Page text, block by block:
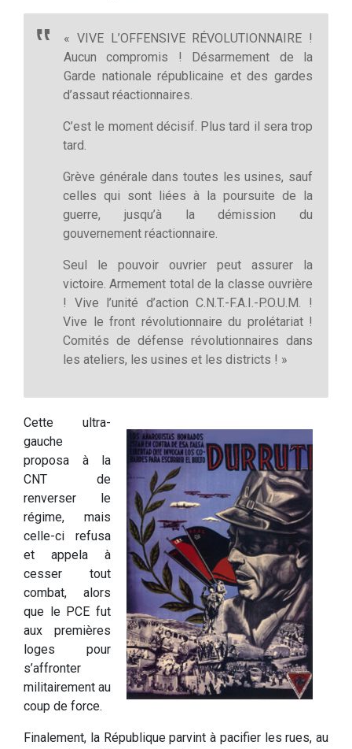
« VIVE L’OFFENSIVE RÉVOLUTIONNAIRE !
Aucun compromis ! Désarmement de la
Garde nationale républicaine et des gardes
d’assaut réactionnaires.
C’est le moment décisif. Plus tard il sera trop
tard.
Grève générale dans toutes les usines, sauf
celles qui sont liées à la poursuite de la
guerre, jusqu’à la démission du
gouvernement réactionnaire.
Seul le pouvoir ouvrier peut assurer la
victoire. Armement total de la classe ouvrière
! Vive l’unité d’action C.N.T.-F.A.I.-P.O.U.M. !
Vive le front révolutionnaire du prolétariat !
Comités de défense révolutionnaires dans
les ateliers, les usines et les districts ! »
Cette ultra-
gauche
proposa à la
CNT de
renverser le
régime, mais
celle-ci refusa
et appela à
cesser tout
combat, alors
que le PCE fut
aux premières
loges pour
s’affronter
militairement au
coup de force.
Finalement, la République parvint à pacifier les rues, au